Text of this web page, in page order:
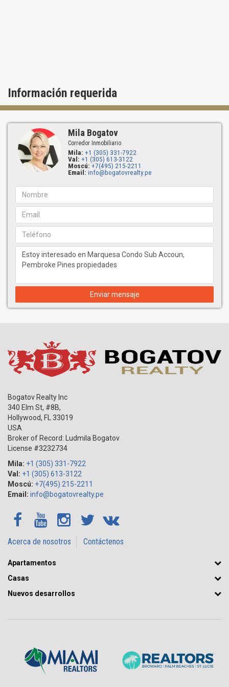
Información requerida
Mila Bogatov
Corredor Inmobiliario
Mila: +1 (305) 331-7922
Val: +1 (305) 613-3122
Moscú: +7(495) 215-2211
Email: info@bogatovrealty.pe
Enviar mensaje
Bogatov Realty Inc
340 Elm St, #8B,
Hollywood, FL
33019
USA
Broker of Record: Ludmila Bogatov
License #3232734
Mila: +1 (305) 331-7922
Val: +1 (305) 613-3122
Moscú: +7(495) 215-2211
Email: info@bogatovrealty.pe
Acerca de nosotros Contáctenos
Apartamentos
Casas
Nuevos desarrollos